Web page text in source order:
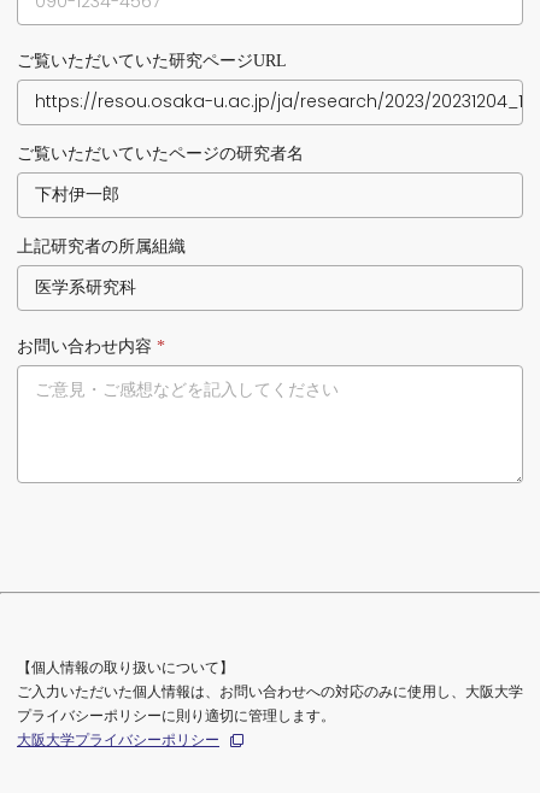
ご覧いただいていた研究ページURL
ご覧いただいていたページの研究者名
上記研究者の所属組織
お問い合わせ内容 *
【個人情報の取り扱いについて】
ご入力いただいた個人情報は、お問い合わせへの対応のみに使用し、大阪大学
プライバシーポリシーに則り適切に管理します。
大阪大学プライバシーポリシー